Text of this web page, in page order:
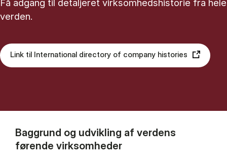
Få adgang til detaljeret virksomhedshistorie fra hele
verden.
Link til International directory of company histories
Baggrund og udvikling af verdens
førende virksomheder